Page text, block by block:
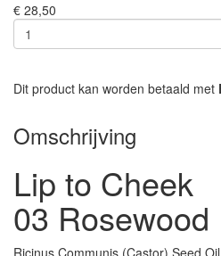
€ 28,50
Dit product kan worden betaald met
Omschrijving
Lip to Cheek
03 Rosewood